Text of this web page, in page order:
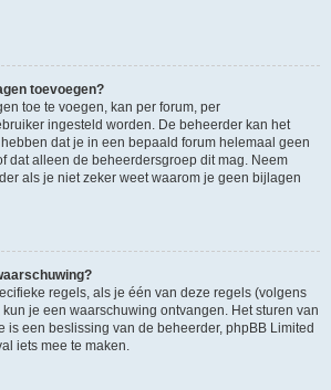
toevoegen?
toe te voegen, kan per forum, per
ingesteld worden. De beheerder kan het
dat je in een bepaald forum helemaal geen
dat alleen de beheerdersgroep dit mag. Neem
als je niet zeker weet waarom je geen bijlagen
regels, als je één van deze regels (volgens
je een waarschuwing ontvangen. Het sturen van
is een beslissing van de beheerder, phpBB Limited
iets mee te maken.